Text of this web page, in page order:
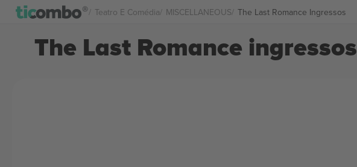
Teatro E Comédia MISCELLANEOUS The Last Romance Ingressos
The Last Romance ingressos